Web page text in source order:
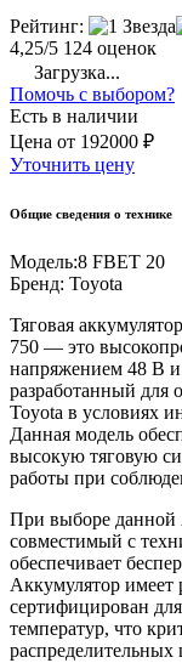
Рейтинг:
4,25/5 124 оценок
Загрузка...
Помочь с выбором?
Есть в наличии
Цена от 192000 ₽
Уточнить цену
Общие сведения о технике
Модель:8 FBET 20
Бренд: Toyota
Тяговая
750 — это
напряжением 48 В
разработанный для
Toyota в условиях
Данная модель
высокую тяговую
работы при
При выборе данной
совместимый с
обеспечивает
Аккумулятор
сертифицирован
температур, что
распределительных